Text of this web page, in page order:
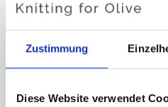
Zustimmung
Diese Website verwendet
Farbsaison
: Dunkler Herbst
Passt auch gut zu
Knitting for Olive Pure Silk ein